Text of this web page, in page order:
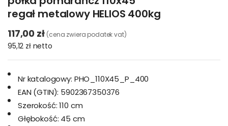
regał metalowy HELIOS 400kg
117,00 zł (cena zwiera podatek vat)
95,12 zł netto
Nr katalogowy: PHO_110X45_P_400
EAN (GTIN): 5902367350376
Szerokość: 110 cm
Głębokość: 45 cm